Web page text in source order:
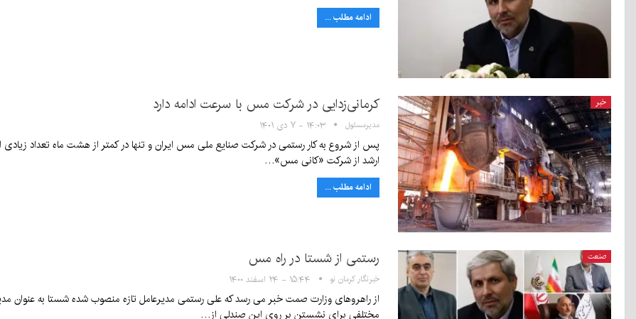
ادامه مطلب ...
خبر کرمانی‌زدایی در شرکت مس با سرعت ادامه دارد
مدیرمسئول ۱۴:۰۳ - ۷ دی ۱۴۰۱
پس از شروع به کار رستمی در شرکت صنایع ملی مس ایران و تنها در کمتر از هشت ماه تعداد زیادی
ارشد از شرکت «کانی مس»…
ادامه مطلب ...
صنعت رستمی از شستا در راه مس
خبرنگار کرمان نو ۱۵:۴۴ - ۲۴ اسفند ۱۴۰۰
از راهروهای وزارت صمت خبر می رسد که علی رستمی مدیرعامل تازه منصوب شده شستا به
مختلفی برای نشستن بر روی این صندلی از…